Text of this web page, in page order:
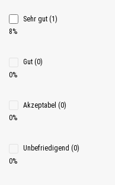
Sehr gut (1)
8%
Gut (0)
0%
Akzeptabel (0)
0%
Unbefriedigend (0)
0%